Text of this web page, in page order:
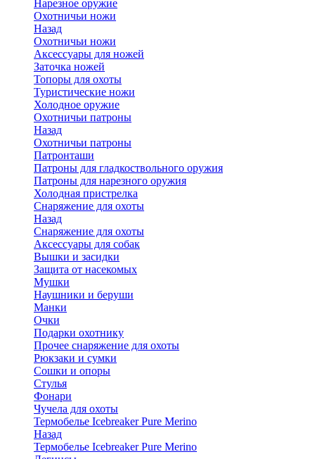
Нарезное оружие
Охотничьи ножи
Назад
Охотничьи ножи
Аксессуары для ножей
Заточка ножей
Топоры для охоты
Туристические ножи
Холодное оружие
Охотничьи патроны
Назад
Охотничьи патроны
Патронташи
Патроны для гладкоствольного оружия
Патроны для нарезного оружия
Холодная пристрелка
Снаряжение для охоты
Назад
Снаряжение для охоты
Аксессуары для собак
Вышки и засидки
Защита от насекомых
Мушки
Наушники и беруши
Манки
Очки
Подарки охотнику
Прочее снаряжение для охоты
Рюкзаки и сумки
Сошки и опоры
Стулья
Фонари
Чучела для охоты
Термобелье Icebreaker Pure Merino
Назад
Термобелье Icebreaker Pure Merino